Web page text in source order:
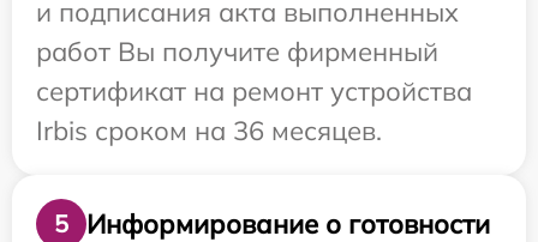
и подписания акта выполненных
работ Вы получите фирменный
сертификат на ремонт устройства
Irbis сроком на 36 месяцев.
5
Информирование о готовности